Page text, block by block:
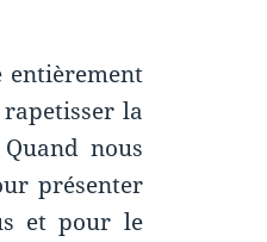
entièrement
la
nous
présenter
et pour le